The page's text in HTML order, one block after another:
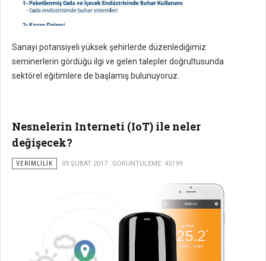
Sanayi potansiyeli yüksek şehirlerde düzenlediğimiz
seminerlerin gördüğü ilgi ve gelen talepler doğrultusunda
sektörel eğitimlere de başlamış bulunuyoruz.
Nesnelerin Interneti (IoT) ile neler
değişecek?
VERIMLILIK 09 ŞUBAT 2017 GÖRÜNTÜLEME: 45199